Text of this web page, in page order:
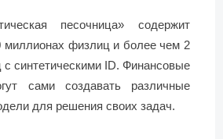
песочница» содержит
физлиц и более чем 2
синтетическими ID. Финансовые
сами создавать различные
для решения своих задач.